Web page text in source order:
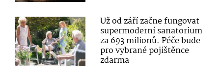
Už od září začne fungovat
supermoderní sanatorium
za 693 milionů. Péče bude
pro vybrané pojištěnce
zdarma